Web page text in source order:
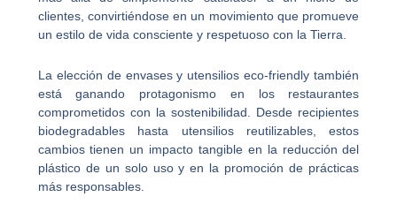
clientes, convirtiéndose en un movimiento que promueve
un estilo de vida consciente y respetuoso con la Tierra.
La elección de envases y utensilios eco-friendly también
está ganando protagonismo en los restaurantes
comprometidos con la sostenibilidad. Desde recipientes
biodegradables hasta utensilios reutilizables, estos
cambios tienen un impacto tangible en la reducción del
plástico de un solo uso y en la promoción de prácticas
más responsables.